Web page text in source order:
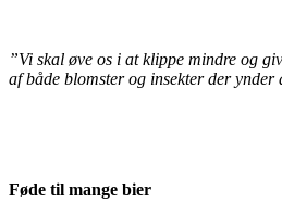
”Vi skal øve os i at klippe mindre og
af både blomster og insekter der ynder
Føde til mange bier